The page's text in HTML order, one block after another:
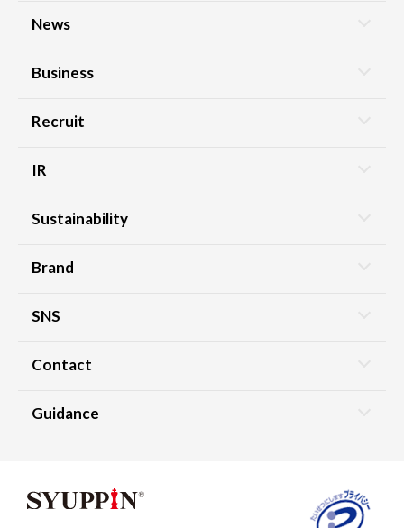
News
Business
Recruit
IR
Sustainability
Brand
SNS
Contact
Guidance